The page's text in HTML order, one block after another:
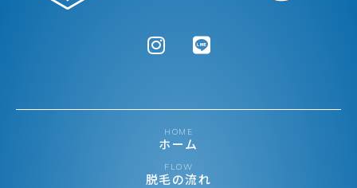
HOME
ホーム
FLOW
脱毛の流れ